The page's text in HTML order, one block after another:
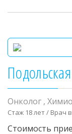
Подольская
Онколог ,
Стаж 18 лет / Врач
Стоимость